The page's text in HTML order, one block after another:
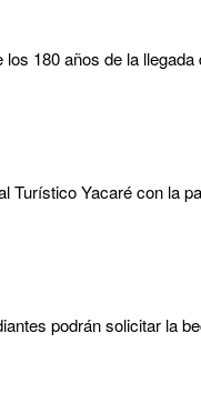
180 años de la
Turístico Yacaré con la
podrán solicitar la